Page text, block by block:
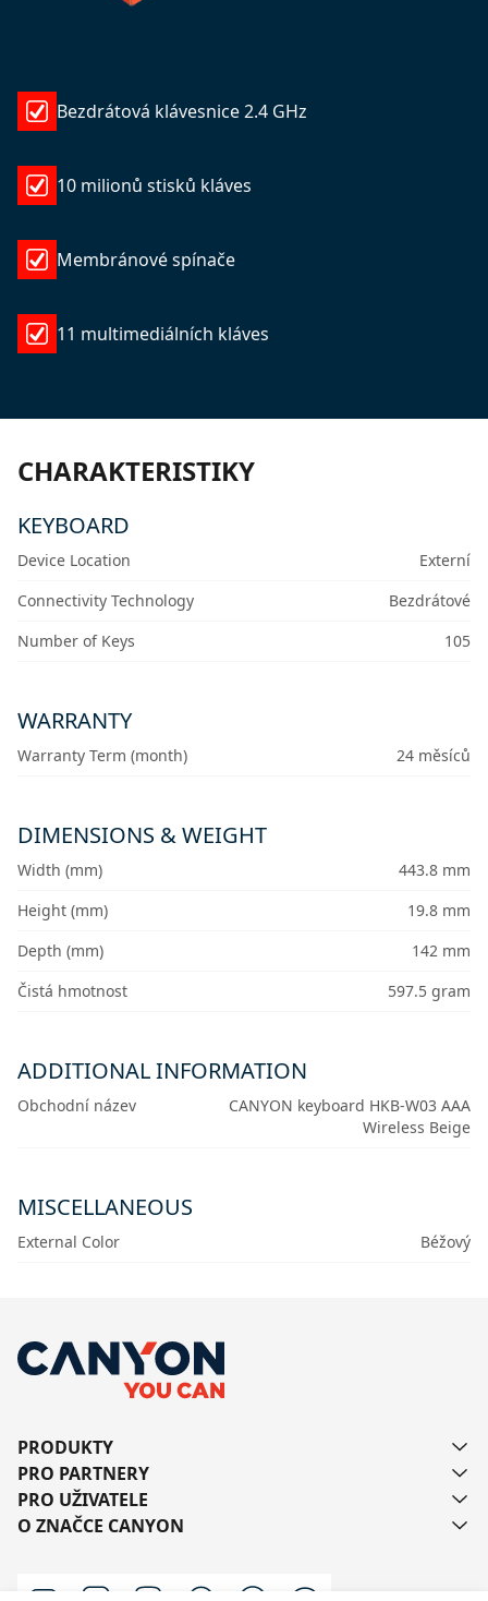
Bezdrátová klávesnice 2.4 GHz
10 milionů stisků kláves
Membránové spínače
11 multimediálních kláves
CHARAKTERISTIKY
KEYBOARD
Device Location
Externí
Connectivity Technology
Bezdrátové
Number of Keys
105
WARRANTY
Warranty Term (month) 24 měsíců
DIMENSIONS & WEIGHT
Width (mm)
443.8 mm
Height (mm)
19.8 mm
Depth (mm)
142 mm
Čistá hmotnost
597.5 gram
ADDITIONAL INFORMATION
Obchodní název
CANYON keyboard HKB-W03 AAA
Wireless Beige
MISCELLANEOUS
External Color Béžový
PRODUKTY
PRO PARTNERY
PRO UŽIVATELE
O ZNAČCE CANYON